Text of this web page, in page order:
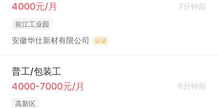
4000元/月
7分钟前
前江工业园
安徽华仕新材有限公司 认证
普工/包装工
4000-7000元/月
6分钟前
高新区